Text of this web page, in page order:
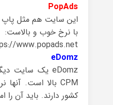
PopAds
این سایت هم مثل
با نرخ خوب و بالاست:
www.popads.net
eDomz
eDomzیک سایت
CPM بالا است. آنها
کشوردارند. باید آن را